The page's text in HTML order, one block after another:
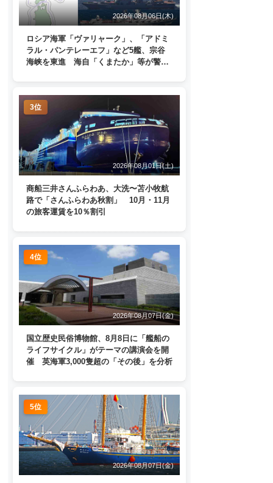
2026年08月06日(木)
ロシア海軍「ヴァリャーク」、「アドミ
ラル・パンテレーエフ」など5艦、宗谷
海峡を東進 海自「くまたか」等が警戒
3位
2026年08月01日(土)
商船三井さんふらわあ、大洗〜苫小牧航
路で「さんふらわあ秋割」 10月・11月
の旅客運賃を10％割引
4位
2026年08月07日(金)
国立歴史民俗博物館、8月8日に「艦船の
ライフサイクル」がテーマの講演会を開
催 英海軍3,000隻超の「その後」を分析
5位
2026年08月07日(金)